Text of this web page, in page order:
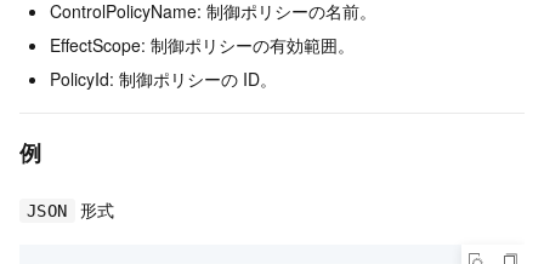
ControlPolicyName: 制御ポリシーの名前。
EffectScope: 制御ポリシーの有効範囲。
PolicyId: 制御ポリシーの ID。
例
JSON 形式